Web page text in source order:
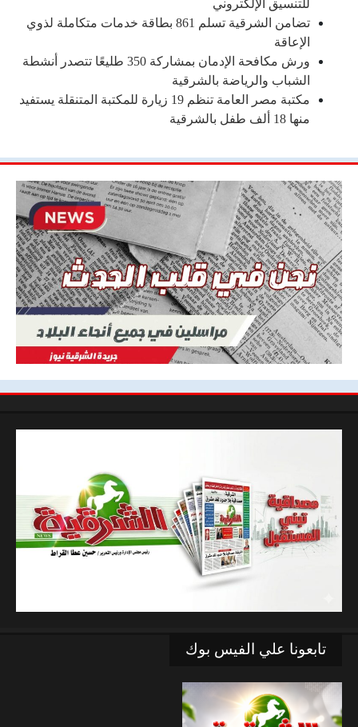
للتنسيق الإلكتروني
تضامن الشرقية تسلم 861 بطاقة خدمات متكاملة لذوي
الإعاقة
ورش مكافحة الإدمان بمشاركة 350 طليعًا تتصدر أنشطة
الشباب والرياضة بالشرقية
مكتبة مصر العامة تنظم 19 زيارة للمكتبة المتنقلة يستفيد
منها 18 ألف طفل بالشرقية
تابعونا علي الفيس بوك